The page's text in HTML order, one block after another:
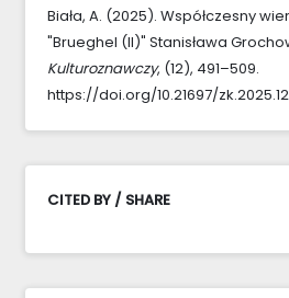
Biała, A. (2025). Współczesny
"Brueghel (II)" Stanisława
Kulturoznawczy, (12), 491–509.
https://doi.org/10.21697/
CITED BY / SHARE